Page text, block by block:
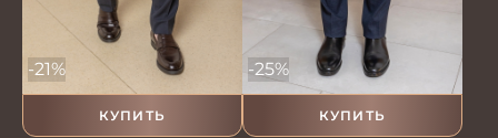
КУПИТЬ
-21%
КУПИТЬ
-25%